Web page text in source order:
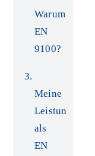
Warum
EN
9100?
Meine
Leistungen
als
EN